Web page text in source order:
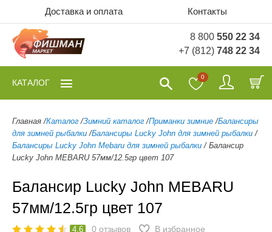
Доставка и оплата Контакты
8 800 550 22 34
+7 (812) 748 22 34
0
КАТАЛОГ
Главная /Каталог /Зимний каталог /Приманки зимние /Балансиры
для зимней рыбалки /Балансиры Lucky John для зимней рыбалки /
Балансиры Lucky John Mebaru для зимней рыбалки / Балансир
Lucky John MEBARU 57мм/12.5гр цвет 107
Балансир Lucky John MEBARU
57мм/12.5гр цвет 107
4.6 0 отзывов В избранное